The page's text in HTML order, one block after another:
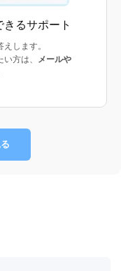
るサポート
します。
方は、
メールや